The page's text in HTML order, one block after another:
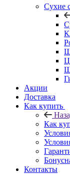
Сухие
Акции
Доставка
Как купить
Как
Контакты